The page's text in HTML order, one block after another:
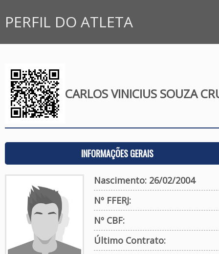
PERFIL DO ATLETA
CARLOS VINICIUS SOUZA
INFORMAÇÕES GERAIS
Nascimento: 26/02/2004
Nº FFERJ:
Nº CBF:
Último Contrato: